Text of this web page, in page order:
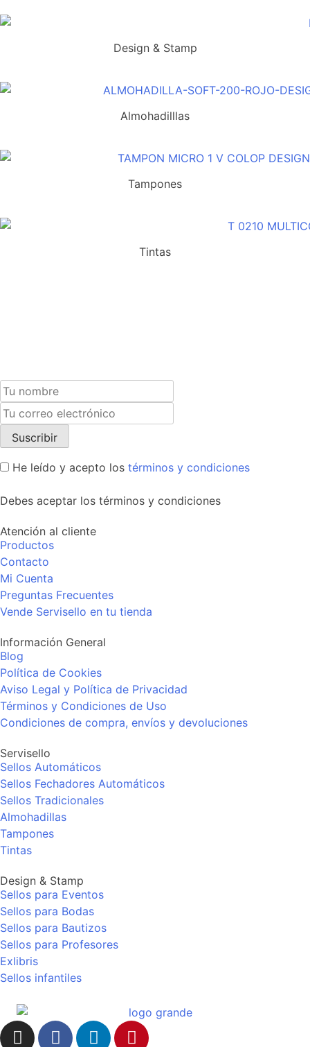
Design & Stamp
Almohadilllas
Tampones
Tintas
He leído y acepto los términos y condiciones
Debes aceptar los términos y condiciones
Atención al cliente
Productos
Contacto
Mi Cuenta
Preguntas Frecuentes
Vende Servisello en tu tienda
Información General
Blog
Política de Cookies
Aviso Legal y Política de Privacidad
Términos y Condiciones de Uso
Condiciones de compra, envíos y devoluciones
Servisello
Sellos Automáticos
Sellos Fechadores Automáticos
Sellos Tradicionales
Almohadillas
Tampones
Tintas
Design & Stamp
Sellos para Eventos
Sellos para Bodas
Sellos para Bautizos
Sellos para Profesores
Exlibris
Sellos infantiles